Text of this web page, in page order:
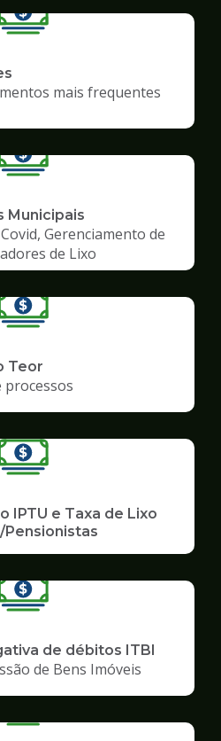
mais frequentes
Municipais
Gerenciamento de
de Lixo
Teor
processos
IPTU e Taxa de Lixo
de débitos ITBI
de Bens Imóveis